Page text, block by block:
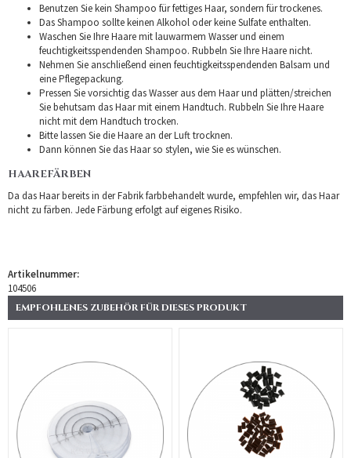
Benutzen Sie kein Shampoo für fettiges Haar, sondern für trockenes.
Das Shampoo sollte keinen Alkohol oder keine Sulfate enthalten.
Waschen Sie Ihre Haare mit lauwarmem Wasser und einem
feuchtigkeitsspendenden Shampoo. Rubbeln Sie Ihre Haare nicht.
Nehmen Sie anschließend einen feuchtigkeitsspendenden Balsam und
eine Pflegepackung.
Pressen Sie vorsichtig das Wasser aus dem Haar und plätten/streichen
Sie behutsam das Haar mit einem Handtuch. Rubbeln Sie Ihre Haare
nicht mit dem Handtuch trocken.
Bitte lassen Sie die Haare an der Luft trocknen.
Dann können Sie das Haar so stylen, wie Sie es wünschen.
HAAREFÄRBEN
Da das Haar bereits in der Fabrik farbbehandelt wurde, empfehlen wir, das Haar
nicht zu färben. Jede Färbung erfolgt auf eigenes Risiko.
Artikelnummer:
104506
EMPFOHLENES ZUBEHÖR FÜR DIESES PRODUKT